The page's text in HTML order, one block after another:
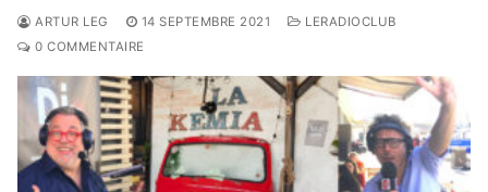
ARTUR LEG 14 SEPTEMBRE 2021
LERADIOCLUB
0 COMMENTAIRE